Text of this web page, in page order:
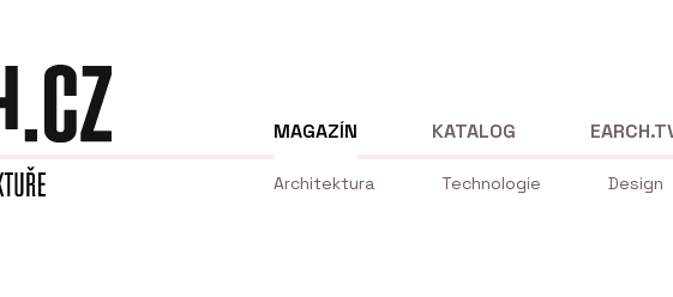
MAGAZÍN
Architektura Technologie Design
KATALOG